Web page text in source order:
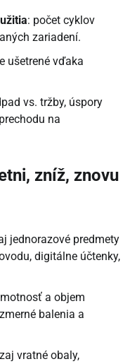
: počet cyklov
zariadení.
ušetrené vďaka
vs. tržby, úspory
na
zníž, znovu
jednorazové predmety
digitálne účtenky,
a objem
balenia a
vratné obaly,